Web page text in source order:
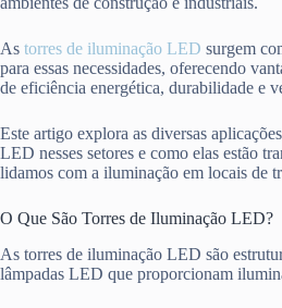
As torres de iluminação LED surgem
para essas necessidades, oferecendo
de eficiência energética, durabilidade e
Este artigo explora as diversas
LED nesses setores e como elas estão
lidamos com a iluminação em locais de
O Que São Torres de Iluminação LED?
As torres de iluminação LED são
lâmpadas LED que proporcionam